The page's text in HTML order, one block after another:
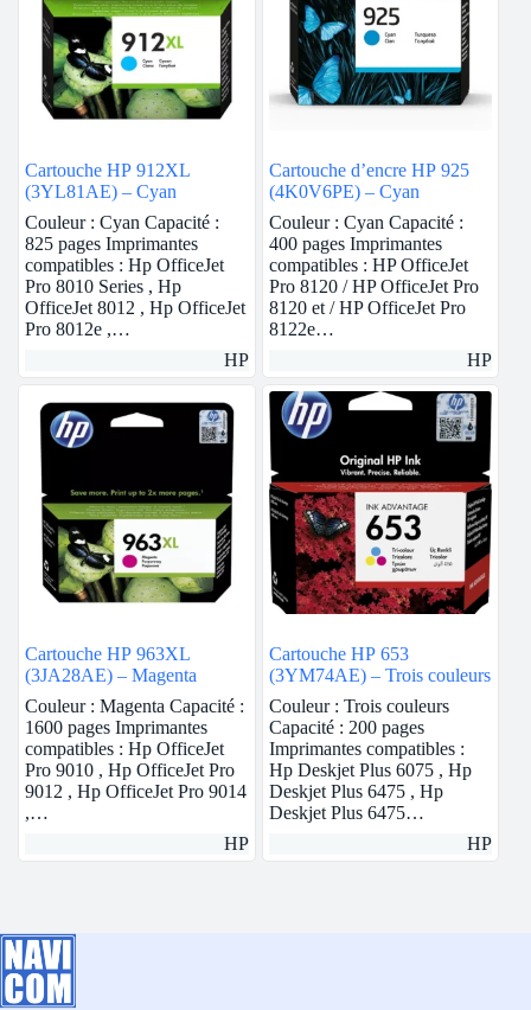
Cartouche HP 912XL
(3YL81AE) – Cyan
Couleur : Cyan Capacité :
825 pages Imprimantes
compatibles : Hp OfficeJet
Pro 8010 Series , Hp
OfficeJet 8012 , Hp OfficeJet
Pro 8012e ,…
HP
Cartouche d’encre HP 925
(4K0V6PE) – Cyan
Couleur : Cyan Capacité :
400 pages Imprimantes
compatibles : HP OfficeJet
Pro 8120 / HP OfficeJet Pro
8120 et / HP OfficeJet Pro
8122e…
HP
Cartouche HP 963XL
(3JA28AE) – Magenta
Couleur : Magenta Capacité :
1600 pages Imprimantes
compatibles : Hp OfficeJet
Pro 9010 , Hp OfficeJet Pro
9012 , Hp OfficeJet Pro 9014
,…
HP
Cartouche HP 653
(3YM74AE) – Trois couleurs
Couleur : Trois couleurs
Capacité : 200 pages
Imprimantes compatibles :
Hp Deskjet Plus 6075 , Hp
Deskjet Plus 6475 , Hp
Deskjet Plus 6475…
HP